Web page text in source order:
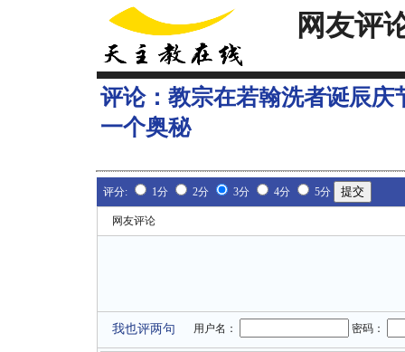
网友评
评论： 教宗在若翰洗者诞辰庆
一个奥秘
评分: 1分 2分 3分 4分 5分
网友评论
我也评两句 用户名： 密码：